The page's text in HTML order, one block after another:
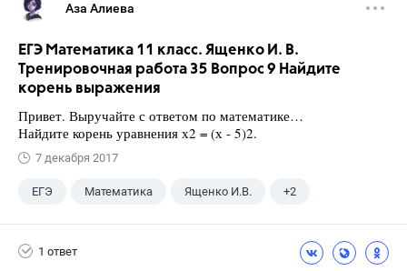
Аза Алиева
ЕГЭ Математика 11 класс. Ященко И. В.
Тренировочная работа 35 Вопрос 9 Найдите
корень выражения
Привет. Выручайте с ответом по математике…
Найдите корень уравнения х2 = (х - 5)2.
7 декабря 2017
ЕГЭ Математика Ященко И.В. +2
1 ответ